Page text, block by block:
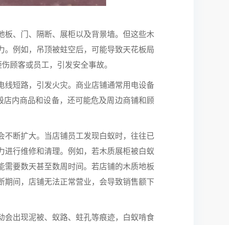
、门、隔断、展柜以及背景墙。但这些木
例如，吊顶被蛀空后，可能导致天花板局
顾客或员工，引发安全事故。
线短路，引发火灾。商业店铺通常用电设备
内商品和设备，还可能危及周边商铺和顾
断扩大。当店铺员工发现白蚁时，往往已
行维修和清理。例如，若木质展柜被白蚁
要数天甚至数周时间。 若店铺的木质地板
间，店铺无法正常营业，会导致销售额下
会出现泥被、蚁路、蛀孔等痕迹，白蚁啃食